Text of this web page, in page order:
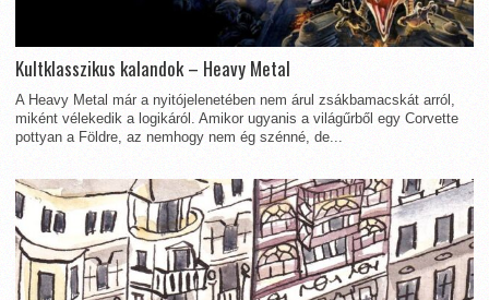
Kultklasszikus kalandok – Heavy Metal
A Heavy Metal már a nyitójelenetében nem árul zsákbamacskát arról,
miként vélekedik a logikáról. Amikor ugyanis a világűrből egy Corvette
pottyan a Földre, az nemhogy nem ég szénné, de...